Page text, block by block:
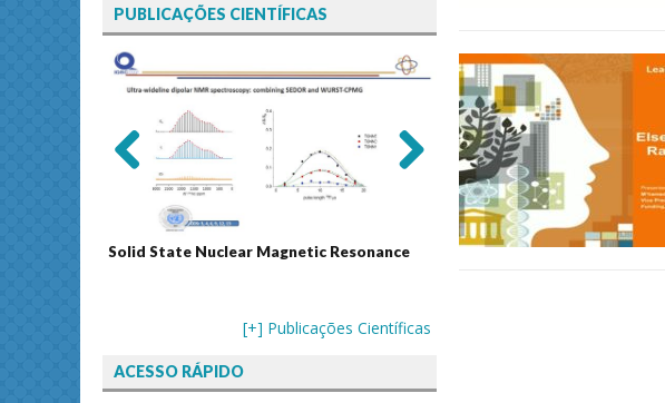
PUBLICAÇÕES CIENTÍFICAS
Solid State Nuclear Magnetic Resonance Journal of Separation Science
[+] Publicações Científicas
ACESSO RÁPIDO